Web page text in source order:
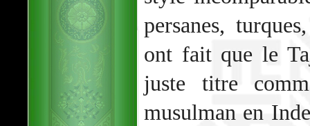
persanes,
ont fait que le
juste titre
musulman en